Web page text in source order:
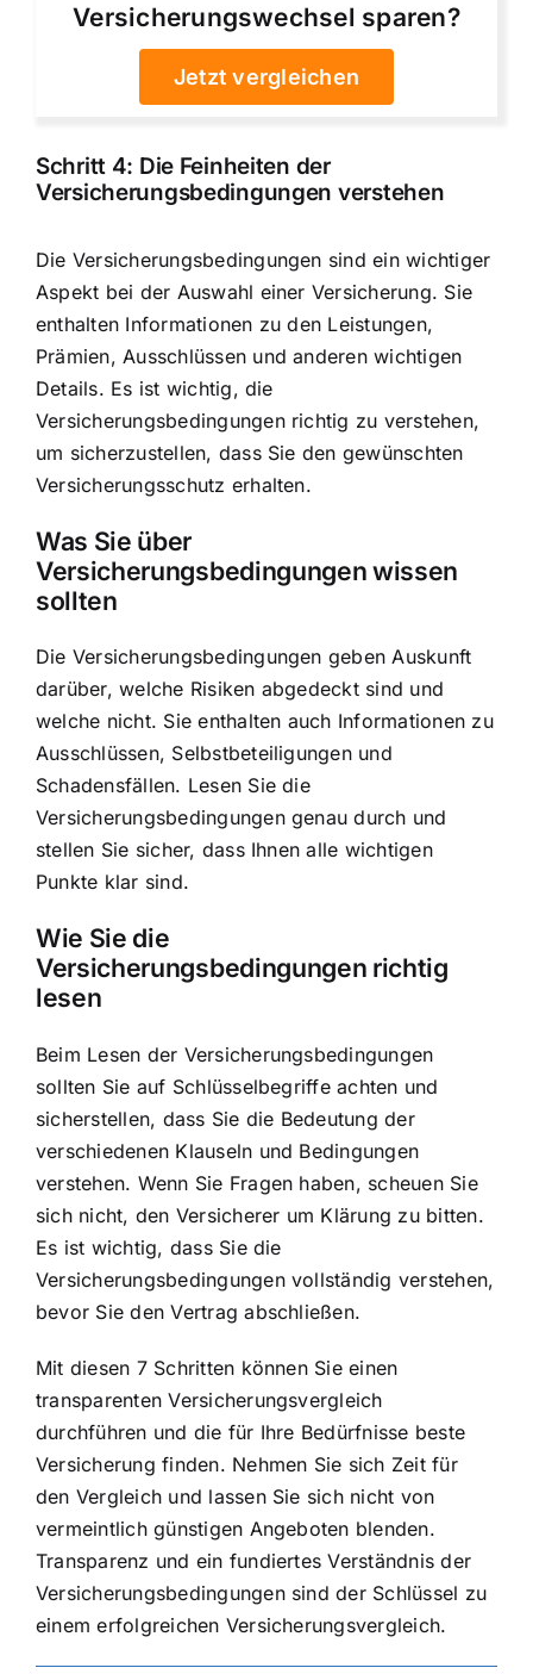
Versicherungswechsel sparen?
Jetzt vergleichen
Schritt 4: Die Feinheiten der
Versicherungsbedingungen verstehen
Die Versicherungsbedingungen sind ein wichtiger
Aspekt bei der Auswahl einer Versicherung. Sie
enthalten Informationen zu den Leistungen,
Prämien, Ausschlüssen und anderen wichtigen
Details. Es ist wichtig, die
Versicherungsbedingungen richtig zu verstehen,
um sicherzustellen, dass Sie den gewünschten
Versicherungsschutz erhalten.
Was Sie über
Versicherungsbedingungen wissen
sollten
Die Versicherungsbedingungen geben Auskunft
darüber, welche Risiken abgedeckt sind und
welche nicht. Sie enthalten auch Informationen zu
Ausschlüssen, Selbstbeteiligungen und
Schadensfällen. Lesen Sie die
Versicherungsbedingungen genau durch und
stellen Sie sicher, dass Ihnen alle wichtigen
Punkte klar sind.
Wie Sie die
Versicherungsbedingungen richtig
lesen
Beim Lesen der Versicherungsbedingungen
sollten Sie auf Schlüsselbegriffe achten und
sicherstellen, dass Sie die Bedeutung der
verschiedenen Klauseln und Bedingungen
verstehen. Wenn Sie Fragen haben, scheuen Sie
sich nicht, den Versicherer um Klärung zu bitten.
Es ist wichtig, dass Sie die
Versicherungsbedingungen vollständig verstehen,
bevor Sie den Vertrag abschließen.
Mit diesen 7 Schritten können Sie einen
transparenten Versicherungsvergleich
durchführen und die für Ihre Bedürfnisse beste
Versicherung finden. Nehmen Sie sich Zeit für
den Vergleich und lassen Sie sich nicht von
vermeintlich günstigen Angeboten blenden.
Transparenz und ein fundiertes Verständnis der
Versicherungsbedingungen sind der Schlüssel zu
einem erfolgreichen Versicherungsvergleich.